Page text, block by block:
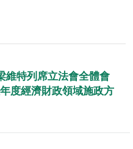
維特列席立法會全體會
度經濟財政領域施政方